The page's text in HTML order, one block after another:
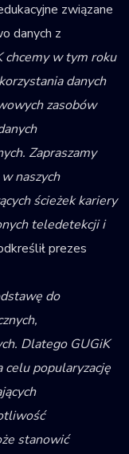
związane
danych z
chcemy w tym roku
danych
zasobów
Zapraszamy
naszych
ścieżek kariery
teledetekcji i
prezes
do
Dlatego GUGiK
popularyzację
stanowić